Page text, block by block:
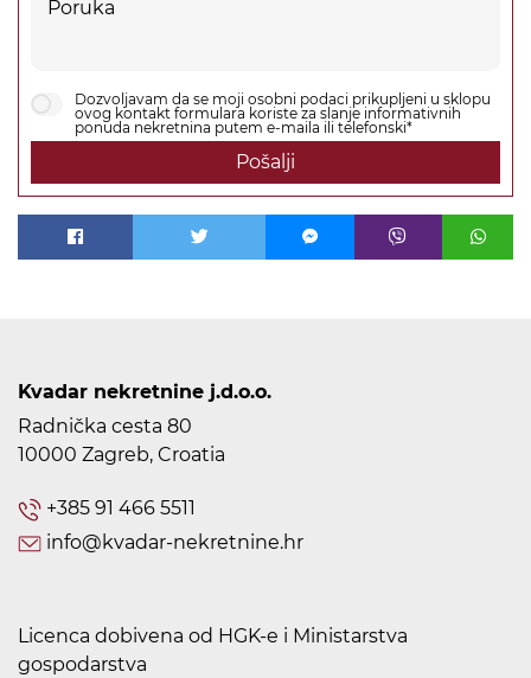
Dozvoljavam da se moji osobni podaci prikupljeni u sklopu
ovog kontakt formulara koriste za slanje informativnih
ponuda nekretnina putem e-maila ili telefonski*
Pošalji
Kvadar nekretnine j.d.o.o.
Radnička cesta 80
10000 Zagreb, Croatia
+385 91 466 5511
info@kvadar-nekretnine.hr
Licenca dobivena od HGK-e i Ministarstva
gospodarstva